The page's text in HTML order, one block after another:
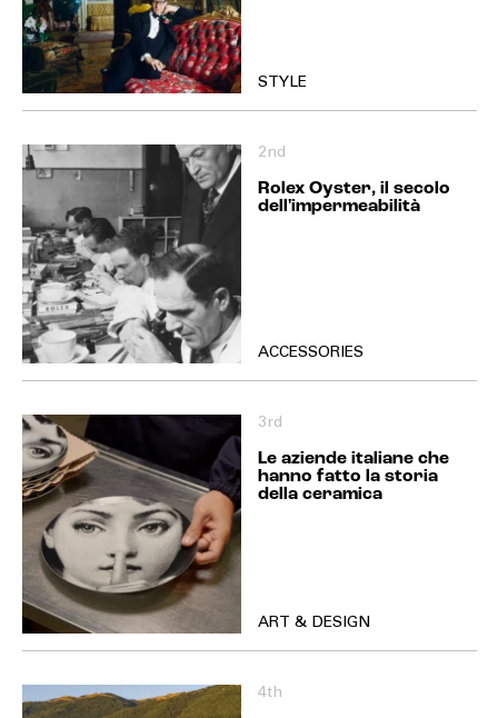
STYLE
2nd
Rolex Oyster, il secolo
dell'impermeabilità
ACCESSORIES
3rd
Le aziende italiane che
hanno fatto la storia
della ceramica
ART & DESIGN
4th